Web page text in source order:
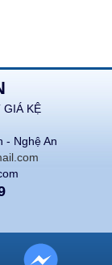
GIÁ KỆ
- Nghệ An